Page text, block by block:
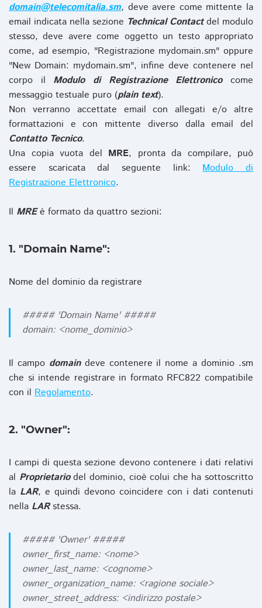
domain@telecomitalia.sm, deve avere come mittente la
email indicata nella sezione Technical Contactdel modulo
stesso, deve avere come oggetto un testo appropriato
come, ad esempio, "Registrazione mydomain.sm" oppure
"New Domain: mydomain.sm", infine deve contenere nel
corpo il Modulo di Registrazione Elettronicocome
messaggio testuale puro (plain text).
Non verranno accettate email con allegati e/o altre
formattazioni e con mittente diverso dalla email del
Contatto Tecnico.
Una copia vuota del MRE, pronta da compilare, può
essere scaricata dal seguente link:Modulo di
Registrazione Elettronico.
Il MREè formato da quattro sezioni:
1. "Domain Name":
Nome del dominio da registrare
##### 'Domain Name' #####
domain: <nome_dominio>
Il campo domaindeve contenere il nome a dominio .sm
che si intende registrare in formato RFC822 compatibile
con il Regolamento.
2. "Owner":
I campi di questa sezione devono contenere i dati relativi
al Proprietariodel dominio, cioè colui che ha sottoscritto
la LAR, e quindi devono coincidere con i dati contenuti
nella LARstessa.
##### 'Owner' #####
owner_first_name: <nome>
owner_last_name: <cognome>
owner_organization_name: <ragione sociale>
owner_street_address: <indirizzo postale>